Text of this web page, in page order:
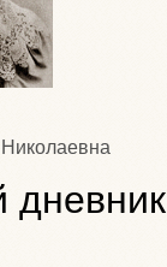
дневник